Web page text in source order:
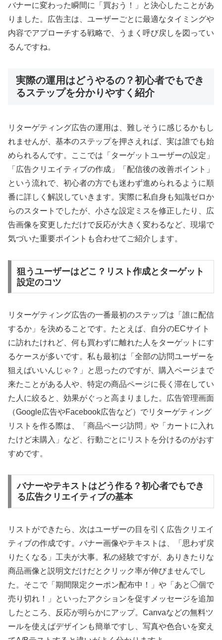
バナーに変わった瞬間に「買おう！」と決心したことがあ
りました。広告主は、ユーザーごとに最適なタイミングや
内容でアプローチする戦略で、うまく呼び戻しを図ってい
るんですね。
実際の運用はどうやるの？初心者でもでき
るステップを分かりやすく紹介
リターゲティング広告の運用は、難しそうに感じるかもし
れませんが、基本のステップを押さえれば、実は誰でも始
められるんです。ここでは「ターゲットユーザーの設定」
「広告クリエイティブの作成」「配信後の改善ポイント」
という流れで、初心者の方でも迷わず進められるように順
番に詳しく解説していきます。実際に私自身も知識ゼロか
らのスタートでしたが、小さな設定ミスを修正したり、広
告画像を変更しただけで反応が大きく変わるなど、現場で
気づいた重要ポイントも合わせてご紹介します。
狙うユーザーはどこ？リスト作成とターゲット
設定のコツ
リターゲティング広告の一番最初のステップは「誰に配信
するか」を決めることです。たとえば、自分のECサイト
に訪れたけれど、何も買わずに離れた人をターゲットにす
るケースが多いです。私も最初は「全部の訪問ユーザーを
狙えばいいんじゃ？」と思ったのですが、購入ページまで
来たことがある人や、特定の商品ページに長く滞在してい
た人に絞ると、効果がぐっと高まりました。広告管理画面
（Google広告やFacebook広告など）でリターゲティング
リストを作る際は、「商品ページ訪問」や「カートに入れ
たけど未購入」など、行動ごとにリストを分けるのがおす
すめです。
バナーやテキストはどう作る？初心者でもでき
る広告クリエイティブの基本
リストができたら、次はユーザーの目を引く広告クリエイ
ティブの作成です。バナー画像やテキストは、「思わず戻
りたくなる」工夫が大事。私の経験ですが、ありきたりな
商品画像と説明文だけだとクリック率が伸びませんでし
た。そこで「期間限定クーポン配布中！」や「あと◯個で
売り切れ！」といったアクションを促すメッセージを追加
したところ、反応が明らかにアップ。Canvaなどの無料ツ
ールを使えばデザインも簡単ですし、写真や色合いを変え